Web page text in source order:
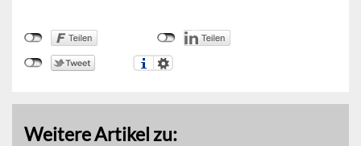
Weitere Artikel zu: